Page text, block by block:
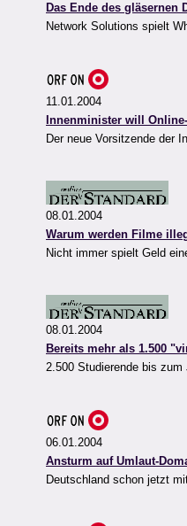
Das Ende des gläsernen
Network Solutions spielt
11.01.2004
Innenminister will
Der neue Vorsitzende der
08.01.2004
Warum werden Filme
Nicht immer spielt Geld
08.01.2004
Bereits mehr als 1.500
2.500 Studierende bis zum
06.01.2004
Ansturm auf Umlaut-
Deutschland schon jetzt